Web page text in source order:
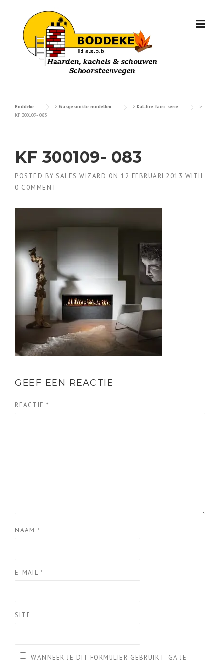
Boddeke > Gasgesookte modellen > Kal-fire fairo serie
>
KF 300109- 083
KF 300109- 083
POSTED BY SALES WIZARD ON 12 FEBRUARI 2013 WITH
0 COMMENT
GEEF EEN REACTIE
REACTIE *
NAAM *
E-MAIL *
SITE
WANNEER JE DIT FORMULIER GEBRUIKT, GA JE